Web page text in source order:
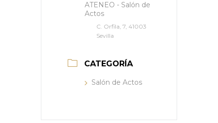
ATENEO - Salón de
Actos
C. Orfila, 7, 41003
Sevilla
CATEGORÍA
Salón de Actos